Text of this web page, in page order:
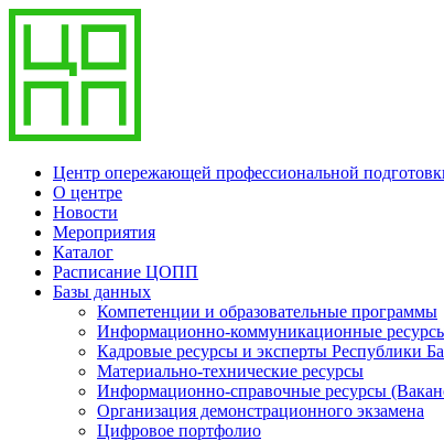
Центр опережающей профессиональной
О центре
Новости
Мероприятия
Каталог
Расписание ЦОПП
Базы данных
Компетенции и образовательные программы
Информационно-коммуникационные
Кадровые ресурсы и эксперты Республики
Материально-технические ресурсы
Информационно-справочные ресурсы
Организация демонстрационного экзамена
Цифровое портфолио